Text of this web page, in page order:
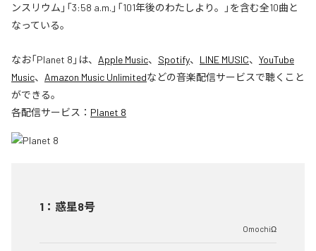
ンスリウム」「3:58 a.m.」「101年後のわたしより。」を含む全10曲と
なっている。
なお「Planet 8 」は、 Apple Music、 Spotify、 LINE MUSIC、 YouTube
Music、 Amazon Music Unlimitedなどの音楽配信サービスで聴くこと
ができる。
各配信サービス： Planet 8
1 ： 惑星8号
OmochiΩ